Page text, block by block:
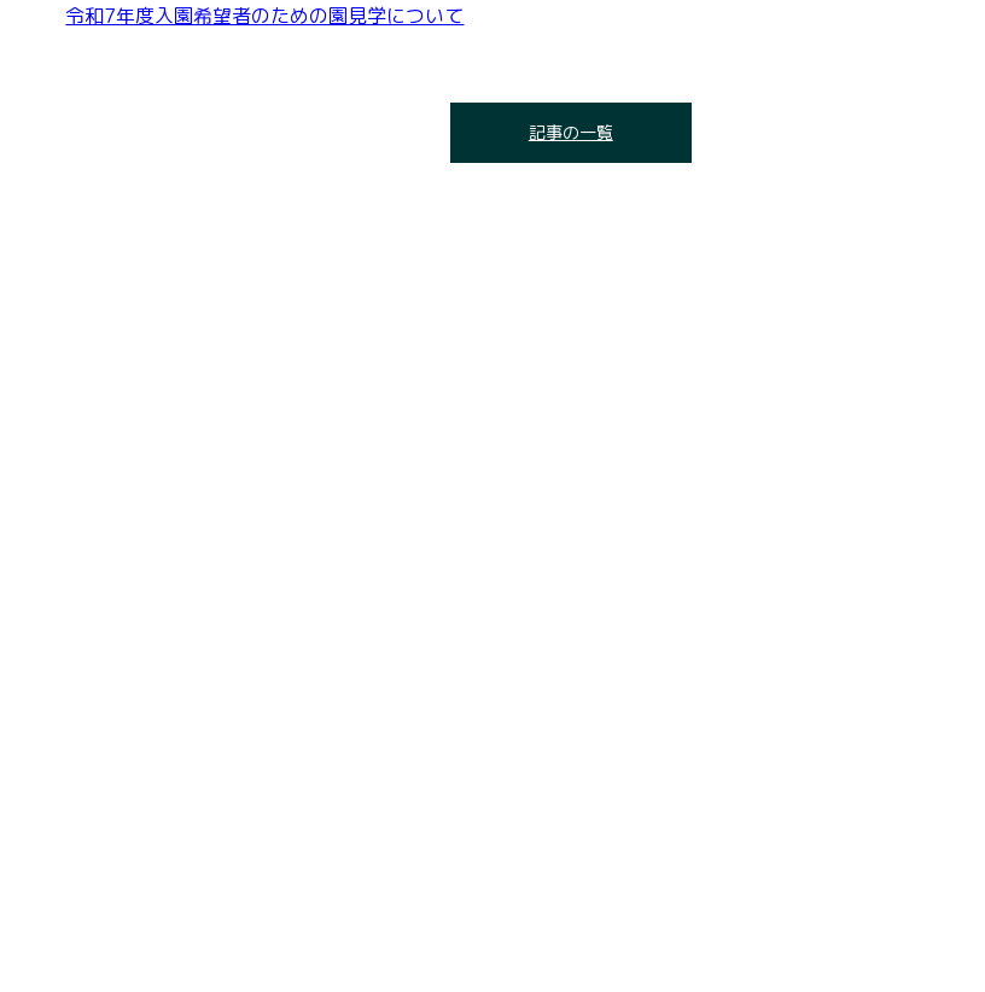
令和7年度入園希望者のための園見学について
記事の一覧